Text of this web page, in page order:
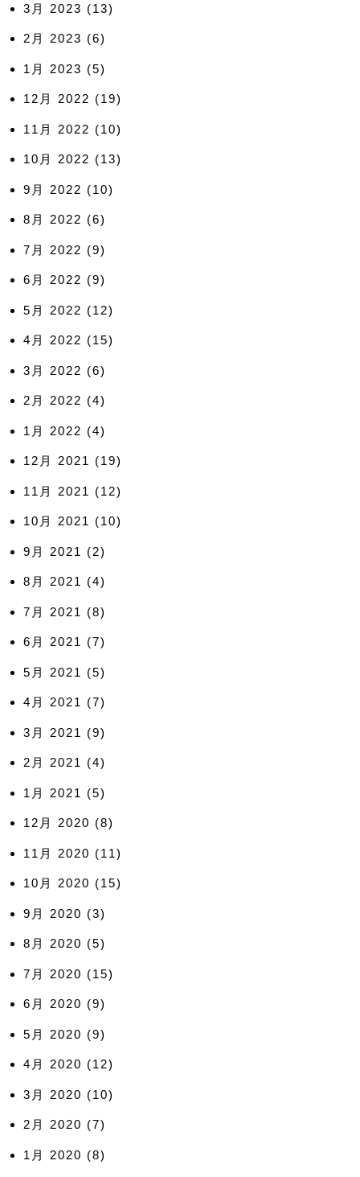
3月 2023 (13)
2月 2023 (6)
1月 2023 (5)
12月 2022 (19)
11月 2022 (10)
10月 2022 (13)
9月 2022 (10)
8月 2022 (6)
7月 2022 (9)
6月 2022 (9)
5月 2022 (12)
4月 2022 (15)
3月 2022 (6)
2月 2022 (4)
1月 2022 (4)
12月 2021 (19)
11月 2021 (12)
10月 2021 (10)
9月 2021 (2)
8月 2021 (4)
7月 2021 (8)
6月 2021 (7)
5月 2021 (5)
4月 2021 (7)
3月 2021 (9)
2月 2021 (4)
1月 2021 (5)
12月 2020 (8)
11月 2020 (11)
10月 2020 (15)
9月 2020 (3)
8月 2020 (5)
7月 2020 (15)
6月 2020 (9)
5月 2020 (9)
4月 2020 (12)
3月 2020 (10)
2月 2020 (7)
1月 2020 (8)